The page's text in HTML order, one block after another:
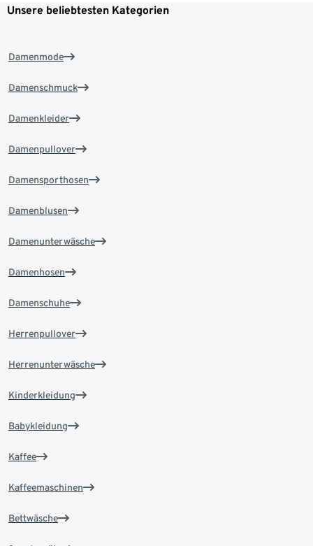
Unsere beliebtesten Kategorien
Damenmode
Damenschmuck
Damenkleider
Damenpullover
Damensporthosen
Damenblusen
Damenunterwäsche
Damenhosen
Damenschuhe
Herrenpullover
Herrenunterwäsche
Kinderkleidung
Babykleidung
Kaffee
Kaffeemaschinen
Bettwäsche